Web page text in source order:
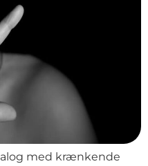
med krænkende